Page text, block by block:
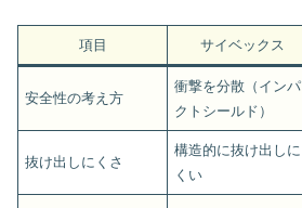
項目 サイベックス
安全性の考え方
衝撃を分散（インパ
クトシールド）
抜け出しにくさ
構造的に抜け出しに
くい